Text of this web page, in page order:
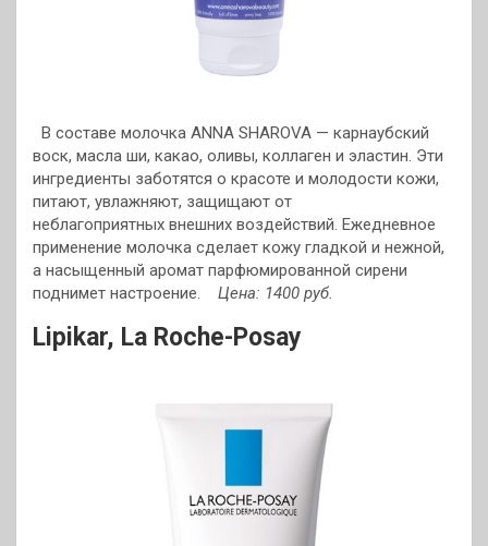
В составе молочка ANNA SHAROVA — карнаубский
воск, масла ши, какао, оливы, коллаген и эластин. Эти
ингредиенты заботятся о красоте и молодости кожи,
питают, увлажняют, защищают от
неблагоприятных внешних воздействий. Ежедневное
применение молочка сделает кожу гладкой и нежной,
а насыщенный аромат парфюмированной сирени
поднимет настроение. Цена: 1400 руб.
Lipikar, La Roche-Posay